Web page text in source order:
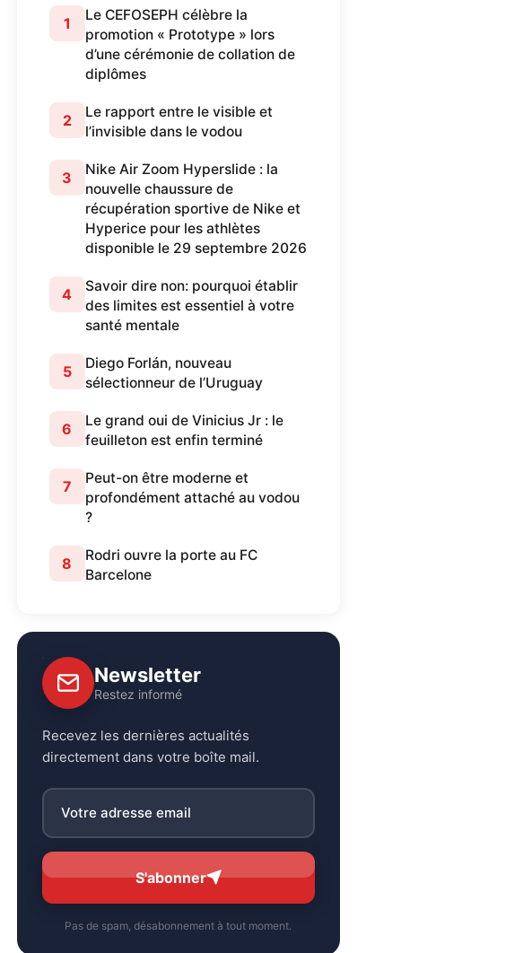
1
Le CEFOSEPH célèbre la
promotion « Prototype » lors
d’une cérémonie de collation de
diplômes
2
Le rapport entre le visible et
l’invisible dans le vodou
3
Nike Air Zoom Hyperslide : la
nouvelle chaussure de
récupération sportive de Nike et
Hyperice pour les athlètes
disponible le 29 septembre 2026
4
Savoir dire non: pourquoi établir
des limites est essentiel à votre
santé mentale
5
Diego Forlán, nouveau
sélectionneur de l’Uruguay
6
Le grand oui de Vinicius Jr : le
feuilleton est enfin terminé
7
Peut-on être moderne et
profondément attaché au vodou
?
8
Rodri ouvre la porte au FC
Barcelone
Newsletter
Restez informé
Recevez les dernières actualités
directement dans votre boîte mail.
S'abonner
Pas de spam, désabonnement à tout moment.